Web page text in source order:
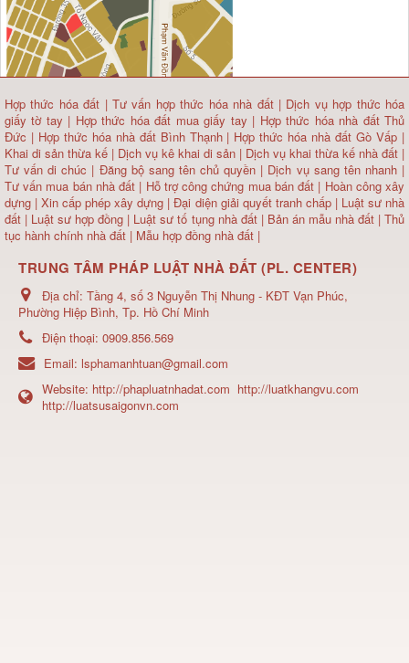
Hợp thức hóa đất |Tư vấn hợp thức hóa nhà đất| Dịch vụ hợp thức hóa
giấy tờ tay | Hợp thức hóa đất mua giấy tay | Hợp thức hóa nhà đất Thủ
Đức | Hợp thức hóa nhà đất Bình Thạnh | Hợp thức hóa nhà đất Gò Vấp |
Khai di sản thừa kế | Dịch vụ kê khai di sản | Dịch vụ khai thừa kế nhà đất |
Tư vấn di chúc | Đăng bộ sang tên chủ quyền | Dịch vụ sang tên nhanh |
Tư vấn mua bán nhà đất | Hỗ trợ công chứng mua bán đất | Hoàn công xây
dựng | Xin cấp phép xây dựng |Đại diện giải quyết tranh chấp | Luật sư nhà
đất | Luật sư hợp đồng | Luật sư tố tụng nhà đất | Bản án mẫu nhà đất|Thủ
tục hành chính nhà đất | Mẫu hợp đồng nhà đất |
TRUNG TÂM PHÁP LUẬT NHÀ ĐẤT (PL. CENTER)
Địa chỉ: Tầng 4, số 3 Nguyễn Thị Nhung - KĐT Vạn Phúc,
Phường Hiệp Bình, Tp. Hồ Chí Minh
Điện thoại: 0909.856.569
Email: lsphamanhtuan@gmail.com
Website: http://phapluatnhadat.com http://luatkhangvu.com
http://luatsusaigonvn.com